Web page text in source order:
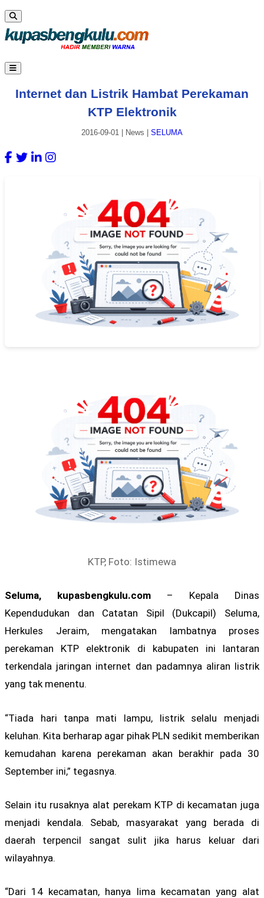
Internet dan Listrik Hambat Perekaman
KTP Elektronik
2016-09-01 News SELUMA
KTP, Foto: Istimewa
Seluma, kupasbengkulu.com – Kepala Dinas
Kependudukan dan Catatan Sipil (Dukcapil) Seluma,
Herkules Jeraim, mengatakan lambatnya proses
perekaman KTP elektronik di kabupaten ini lantaran
terkendala jaringan internet dan padamnya aliran listrik
yang tak menentu.
“Tiada hari tanpa mati lampu, listrik selalu menjadi
keluhan. Kita berharap agar pihak PLN sedikit memberikan
kemudahan karena perekaman akan berakhir pada 30
September ini,” tegasnya.
Selain itu rusaknya alat perekam KTP di kecamatan juga
menjadi kendala. Sebab, masyarakat yang berada di
daerah terpencil sangat sulit jika harus keluar dari
wilayahnya.
“Dari 14 kecamatan, hanya lima kecamatan yang alat